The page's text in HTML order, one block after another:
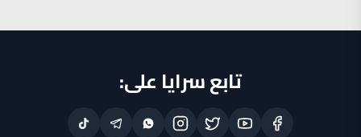
تابع سرايا على: